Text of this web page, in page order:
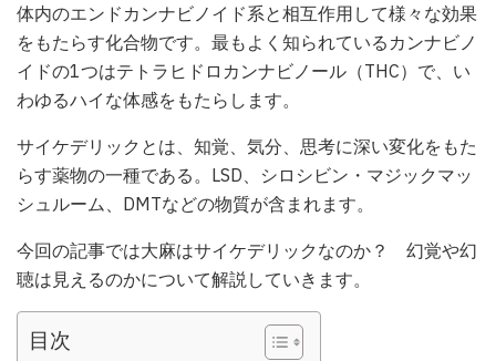
体内のエンドカンナビノイド系と相互作用して様々な効果
をもたらす化合物です。最もよく知られているカンナビノ
イドの1つはテトラヒドロカンナビノール（THC）で、い
わゆるハイな体感をもたらします。
サイケデリックとは、知覚、気分、思考に深い変化をもた
らす薬物の一種である。LSD、シロシビン・マジックマッ
シュルーム、DMTなどの物質が含まれます。
今回の記事では大麻はサイケデリックなのか？ 幻覚や幻
聴は見えるのかについて解説していきます。
目次